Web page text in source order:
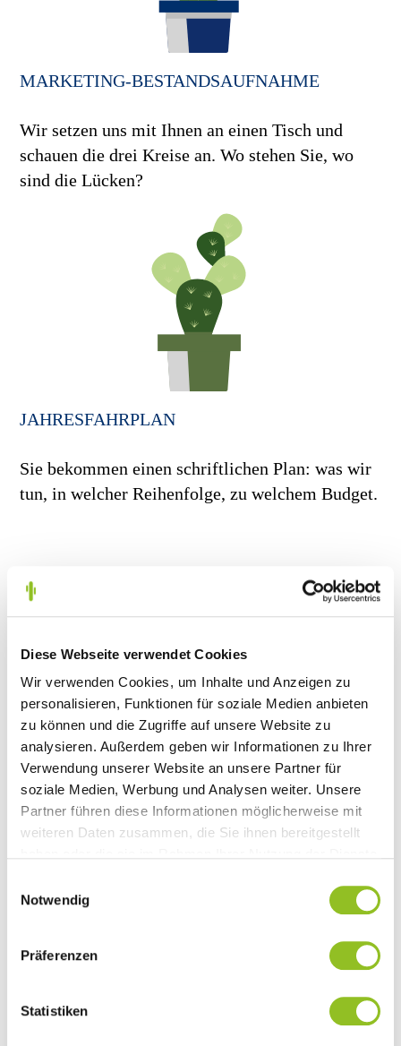
Diese Webseite verwendet Cookies
Wir verwenden Cookies, um Inhalte und Anzeigen zu
personalisieren, Funktionen für soziale Medien anbieten
zu können und die Zugriffe auf unsere Website zu
analysieren. Außerdem geben wir Informationen zu Ihrer
Verwendung unserer Website an unsere Partner für
soziale Medien, Werbung und Analysen weiter. Unsere
Partner führen diese Informationen möglicherweise mit
weiteren Daten zusammen, die Sie ihnen bereitgestellt
Notwendig
Präferenzen
Statistiken
MARKETING-BESTANDS­AUFNAHME
Wir setzen uns mit Ihnen an einen Tisch und
schauen die drei Kreise an. Wo stehen Sie, wo
sind die Lücken?
JAHRESFAHRPLAN
Sie bekommen einen schriftlichen Plan: was wir
tun, in welcher Reihenfolge, zu welchem Budget.
UMSETZUNG IN ETAPPEN
Schritt für Schritt, nicht alles auf einmal.
LAUFENDE BETREUUNG